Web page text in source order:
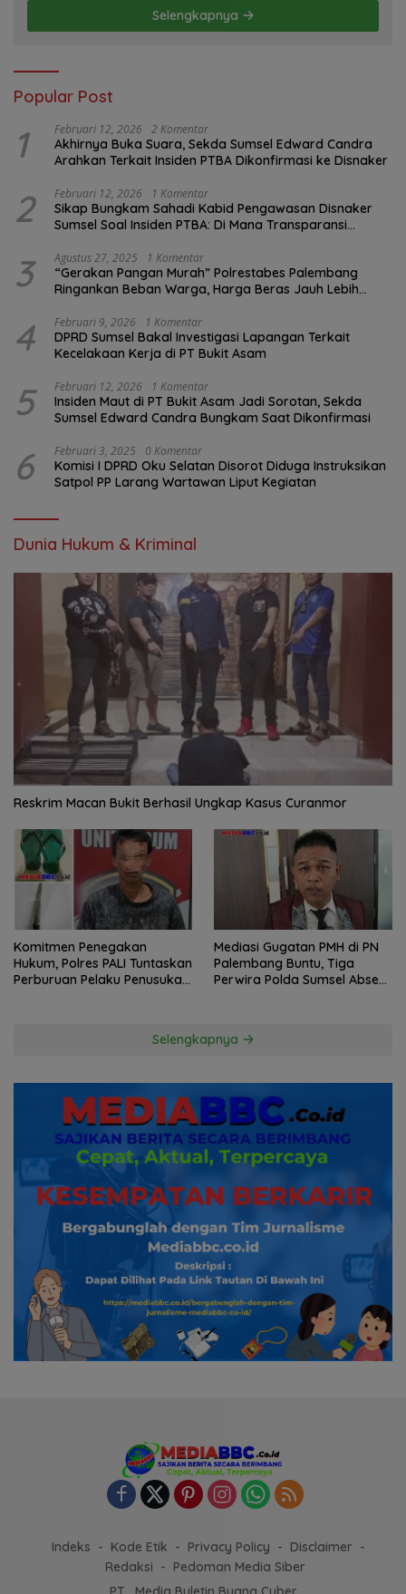
Selengkapnya
Popular Post
1 Februari 12, 2026 2 Komentar
Akhirnya Buka Suara, Sekda Sumsel Edward Candra
Arahkan Terkait Insiden PTBA Dikonfirmasi ke Disnaker
2 Februari 12, 2026 1 Komentar
Sikap Bungkam Sahadi Kabid Pengawasan Disnaker
Sumsel Soal Insiden PTBA: Di Mana Transparansi
3 Agustus 27, 2025 1 Komentar
“Gerakan Pangan Murah” Polrestabes Palembang
Ringankan Beban Warga, Harga Beras Jauh Lebih
4 Februari 9, 2026 1 Komentar
DPRD Sumsel Bakal Investigasi Lapangan Terkait
Kecelakaan Kerja di PT Bukit Asam
5 Februari 12, 2026 1 Komentar
Insiden Maut di PT Bukit Asam Jadi Sorotan, Sekda
Sumsel Edward Candra Bungkam Saat Dikonfirmasi
6 Februari 3, 2025 0 Komentar
Komisi I DPRD Oku Selatan Disorot Diduga Instruksikan
Satpol PP Larang Wartawan Liput Kegiatan
Dunia Hukum & Kriminal
Reskrim Macan Bukit Berhasil Ungkap Kasus Curanmor
Komitmen Penegakan
Hukum, Polres PALI Tuntaskan
Perburuan Pelaku Penusukan
Mediasi Gugatan PMH di PN
Palembang Buntu, Tiga
Perwira Polda Sumsel Absen,
Selengkapnya
Indeks Kode Etik Privacy Policy
Disclaimer
Redaksi
Pedoman Media Siber